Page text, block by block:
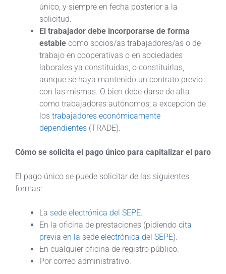
único, y siempre en fecha posterior a la
solicitud.
El trabajador debe incorporarse de forma
estable como socios/as trabajadores/as o de
trabajo en cooperativas o en sociedades
laborales ya constituidas, o constituirlas,
aunque se haya mantenido un contrato previo
con las mismas. O bien debe darse de alta
como trabajadores autónomos, a excepción de
los trabajadores económicamente
dependientes (TRADE).
Cómo se solicita el pago único para capitalizar el paro
El pago único se puede solicitar de las siguientes
formas:
La sede electrónica del SEPE.
En la oficina de prestaciones (pidiendo cita
previa en la sede electrónica del SEPE).
En cualquier oficina de registro público.
Por correo administrativo.